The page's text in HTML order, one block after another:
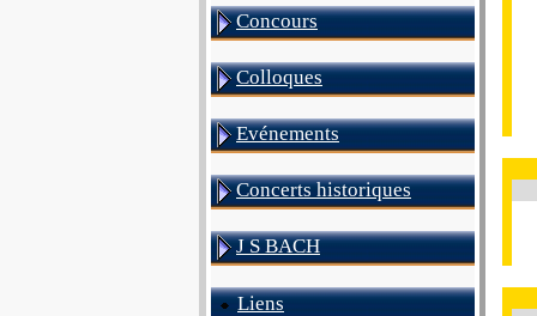
Concours
Colloques
Evénements
Concerts historiques
J S BACH
Liens